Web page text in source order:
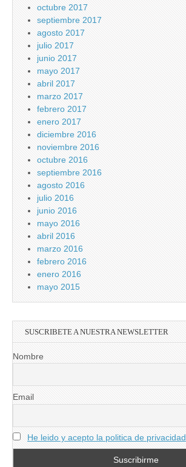
octubre 2017
septiembre 2017
agosto 2017
julio 2017
junio 2017
mayo 2017
abril 2017
marzo 2017
febrero 2017
enero 2017
diciembre 2016
noviembre 2016
octubre 2016
septiembre 2016
agosto 2016
julio 2016
junio 2016
mayo 2016
abril 2016
marzo 2016
febrero 2016
enero 2016
mayo 2015
SUSCRIBETE A NUESTRA NEWSLETTER
Nombre
Email
He leido y acepto la politica de privacidad